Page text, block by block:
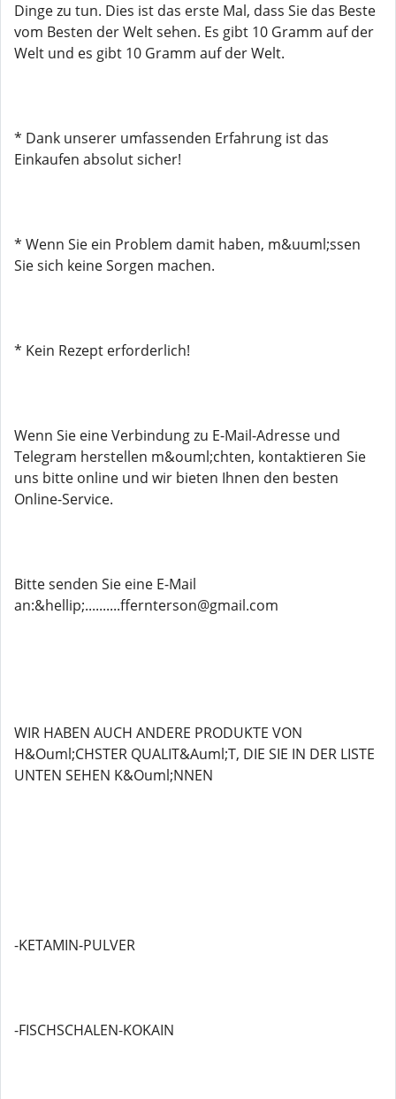
Dinge zu tun. Dies ist das erste Mal, dass Sie das Beste
vom Besten der Welt sehen. Es gibt 10 Gramm auf der
Welt und es gibt 10 Gramm auf der Welt.
* Dank unserer umfassenden Erfahrung ist das
Einkaufen absolut sicher!
* Wenn Sie ein Problem damit haben, m&uuml;ssen
Sie sich keine Sorgen machen.
* Kein Rezept erforderlich!
Wenn Sie eine Verbindung zu E-Mail-Adresse und
Telegram herstellen m&ouml;chten, kontaktieren Sie
uns bitte online und wir bieten Ihnen den besten
Online-Service.
Bitte senden Sie eine E-Mail
an:&hellip;..........ffernterson@gmail.com
WIR HABEN AUCH ANDERE PRODUKTE VON
H&Ouml;CHSTER QUALIT&Auml;T, DIE SIE IN DER LISTE
UNTEN SEHEN K&Ouml;NNEN
-KETAMIN-PULVER
-FISCHSCHALEN-KOKAIN